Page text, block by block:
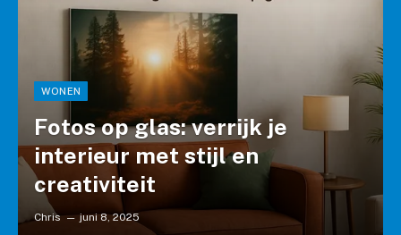
WONEN
Fotos op glas: verrijk je
interieur met stijl en
creativiteit
Chris juni 8, 2025